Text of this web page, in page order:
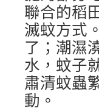
聯合的稻
滅蚊方式
了；潮濕
水，蚊子
肅清蚊蟲
動。